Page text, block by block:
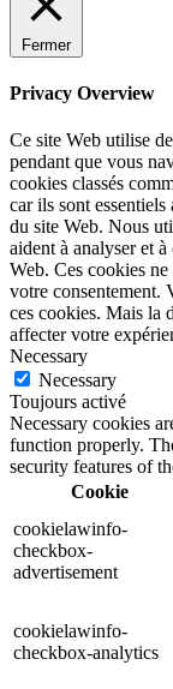
Fermer
Privacy Overview
Ce site Web utilise
pendant que vous
cookies classés
car ils sont
du site Web. Nous
aident à analyser et
Web. Ces cookies
votre consentement.
ces cookies. Mais la
affecter votre
Necessary
Necessary
Toujours activé
Necessary cookies
function properly.
security features of
Cookie
cookielawinfo-
checkbox-
advertisement
cookielawinfo-
checkbox-analytics